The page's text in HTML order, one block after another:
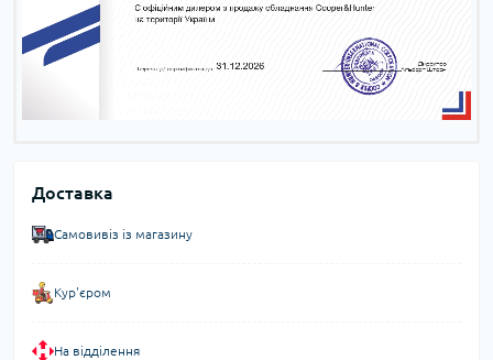
Доставка
Самовивіз із магазину
Кур'єром
На відділення